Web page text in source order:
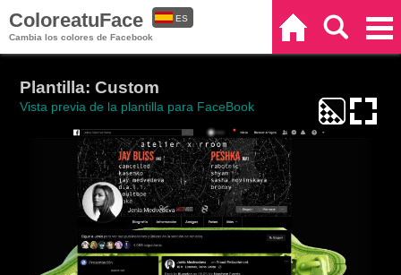
ColoreatuFace
Cambia los colores de Facebook
ES
Plantilla: Custom
Vista previa de la plantilla para FaceBook